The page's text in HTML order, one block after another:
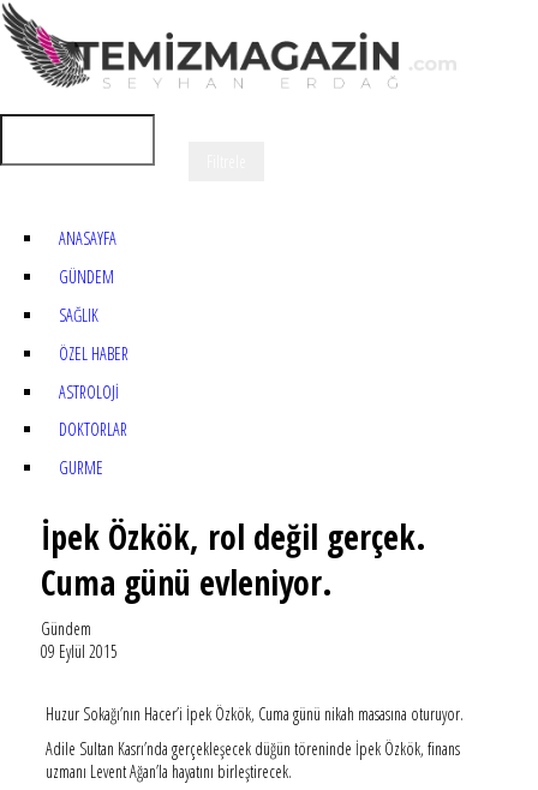
ANASAYFA
GÜNDEM
SAĞLIK
ÖZEL HABER
ASTROLOJİ
DOKTORLAR
GURME
İpek Özkök, rol değil gerçek.
Cuma günü evleniyor.
Gündem
09 Eylül 2015
Huzur Sokağı’nın Hacer’i İpek Özkök, Cuma günü nikah masasına oturuyor.
Adile Sultan Kasrı’nda gerçekleşecek düğün töreninde İpek Özkök, finans
uzmanı Levent Ağan’la hayatını birleştirecek.